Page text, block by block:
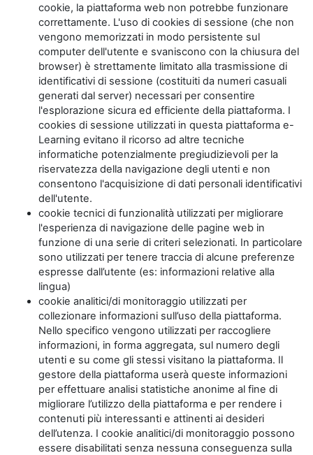
cookie, la piattaforma web non potrebbe funzionare
correttamente. L'uso di cookies di sessione (che non
vengono memorizzati in modo persistente sul
computer dell'utente e svaniscono con la chiusura del
browser) è strettamente limitato alla trasmissione di
identificativi di sessione (costituiti da numeri casuali
generati dal server) necessari per consentire
l'esplorazione sicura ed efficiente della piattaforma. I
cookies di sessione utilizzati in questa piattaforma e-
Learning evitano il ricorso ad altre tecniche
informatiche potenzialmente pregiudizievoli per la
riservatezza della navigazione degli utenti e non
consentono l'acquisizione di dati personali identificativi
dell'utente.
cookie tecnici di funzionalità utilizzati per migliorare
l'esperienza di navigazione delle pagine web in
funzione di una serie di criteri selezionati. In particolare
sono utilizzati per tenere traccia di alcune preferenze
espresse dall’utente (es: informazioni relative alla
lingua)
cookie analitici/di monitoraggio utilizzati per
collezionare informazioni sull’uso della piattaforma.
Nello specifico vengono utilizzati per raccogliere
informazioni, in forma aggregata, sul numero degli
utenti e su come gli stessi visitano la piattaforma. Il
gestore della piattaforma userà queste informazioni
per effettuare analisi statistiche anonime al fine di
migliorare l’utilizzo della piattaforma e per rendere i
contenuti più interessanti e attinenti ai desideri
dell’utenza. I cookie analitici/di monitoraggio possono
essere disabilitati senza nessuna conseguenza sulla